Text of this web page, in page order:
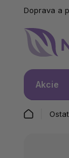
Doprava a
Akcie